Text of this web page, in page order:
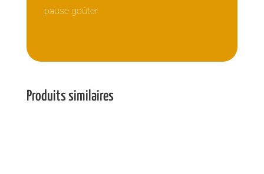
pause goûter.
Produits similaires